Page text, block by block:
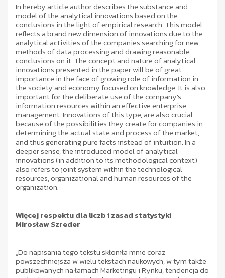
In hereby article author describes the substance and
model of the analytical innovations based on the
conclusions in the light of empirical research. This model
reflects a brand new dimension of innovations due to the
analytical activities of the companies searching for new
methods of data processing and drawing reasonable
conclusions on it. The concept and nature of analytical
innovations presented in the paper will be of great
importance in the face of growing role of information in
the society and economy focused on knowledge. It is also
important for the deliberate use of the company's
information resources within an effective enterprise
management. Innovations of this type, are also crucial
because of the possibilities they create for companies in
determining the actual state and process of the market,
and thus generating pure facts instead of intuition. In a
deeper sense, the introduced model of analytical
innovations (in addition to its methodological context)
also refers to joint system within the technological
resources, organizational and human resources of the
organization.
Więcej respektu dla liczb i zasad statystyki
Mirosław Szreder
„Do napisania tego tekstu skłoniła mnie coraz
powszechniejsza w wielu tekstach naukowych, w tym także
publikowanych na łamach Marketingu i Rynku, tendencja do